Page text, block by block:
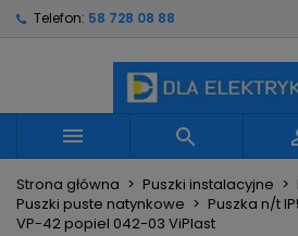
Telefon: 58 728 08 88
 
Strona główna Puszki instalacyjne
Puszki puste natynkowe
Puszka n/t
VP-42 popiel 042-03 ViPlast
Utwórz nową listę
Nazwa listy życzeń
Anuluj
Musisz być zalogowany by
swojej liście życzeń.
Anuluj